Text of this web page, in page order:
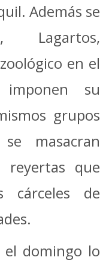
Además se
Lagartos,
en el
su
grupos
masacran
que
de
el domingo lo